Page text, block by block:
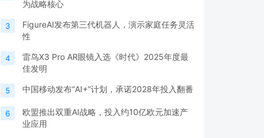
为战略核心
3
FigureAI发布第三代机器人，演示家庭任务灵活
性
4
雷鸟X3 Pro AR眼镜入选《时代》2025年度最
佳发明
5 中国移动发布“AI+”计划，承诺2028年投入翻番
6
欧盟推出双重AI战略，投入约10亿欧元加速产
业应用